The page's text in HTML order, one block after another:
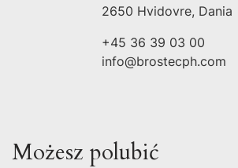
2650 Hvidovre, Dania
+45 36 39 03 00
info@brostecph.com
Możesz polubić